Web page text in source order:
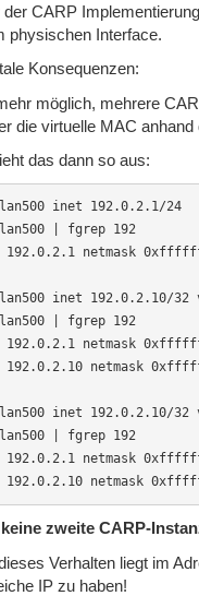
der CARP
physischen Interface.
Konsequenzen:
möglich, mehrere
die virtuelle MAC
das dann so aus:
inet 192.0.2.1/24
| fgrep 192
netmask 0xffffff00
inet 192.0.2.10/32
| fgrep 192
netmask 0xffffff00
netmask
inet 192.0.2.10/32
| fgrep 192
netmask 0xffffff00
netmask
keine zweite CARP-
Verhalten liegt im
IP zu haben!